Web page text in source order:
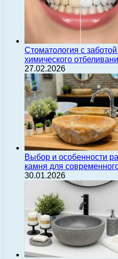
Стоматология с
химического
27.02.2026
Выбор и особенности
камня для
30.01.2026